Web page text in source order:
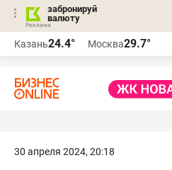
забронируй
валюту
Казань24.4° Москва29.7°
30 апреля 2024, 20:18